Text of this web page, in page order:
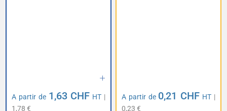
A partir de 1,63 CHF HT |
1,78 €
A partir de 0,21 CHF HT |
0,23 €